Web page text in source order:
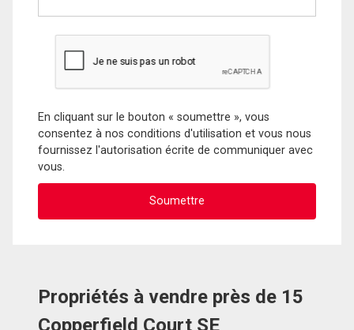
En cliquant sur le bouton « soumettre », vous
consentez à nos conditions d'utilisation et vous nous
fournissez l'autorisation écrite de communiquer avec
vous.
Propriétés à vendre près de 15
Copperfield Court SE